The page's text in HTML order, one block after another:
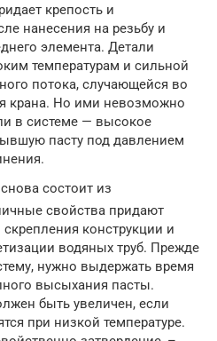
крепость и
нанесения на резьбу и
элемента. Детали
температурам и сильной
потока, случающейся во
крана. Но ими невозможно
в системе — высокое
пасту под давлением
состоит из
свойства придают
конструкции и
водяных труб. Прежде
нужно выдержать время
высыхания пасты.
быть увеличен, если
при низкой температуре.